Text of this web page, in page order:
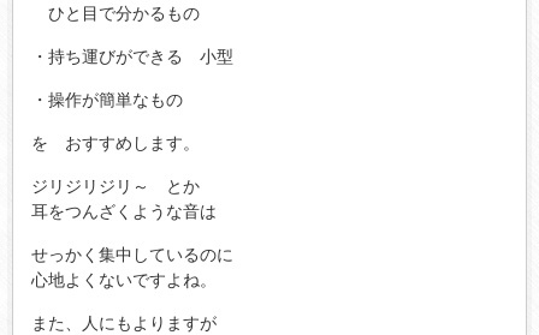
ひと目で分かるもの
・持ち運びができる 小型
・操作が簡単なもの
を おすすめします。
ジリジリジリ～ とか
耳をつんざくような音は
せっかく集中しているのに
心地よくないですよね。
また、人にもよりますが